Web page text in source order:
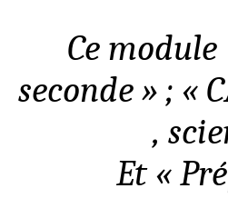
Ce module
seconde » ; «
,
Et «